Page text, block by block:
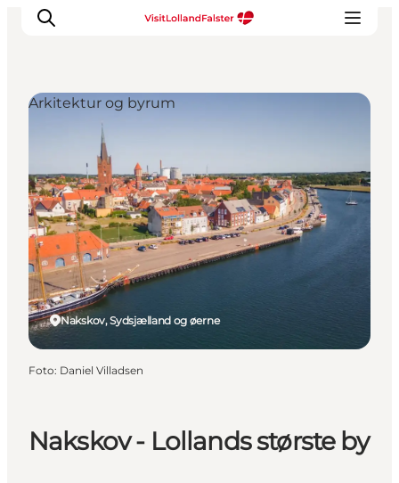
Oplevelser
I naturen
For børn
Kultur
Gastronomi
Planlæg din ferie
Nakskov - Lollands største by
Nakskov, Sydsjælland og øerne
Arkitektur og byrum
Foto: Daniel Villadsen